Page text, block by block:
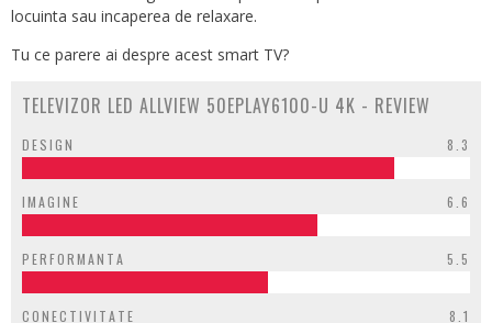
locuinta sau incaperea de relaxare.
Tu ce parere ai despre acest smart TV?
TELEVIZOR LED ALLVIEW 50EPLAY6100-U 4K - REVIEW
DESIGN 8.3
IMAGINE 6.6
PERFORMANTA 5.5
CONECTIVITATE 8.1